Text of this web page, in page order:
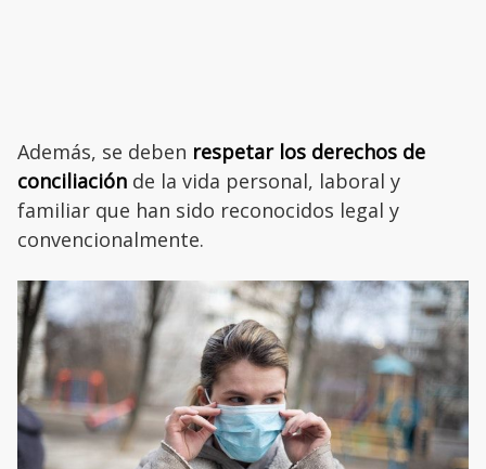
Además, se deben respetar los derechos de
conciliación de la vida personal, laboral y
familiar que han sido reconocidos legal y
convencionalmente.